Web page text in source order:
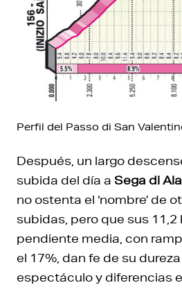
Perfil del Passo di San
Después, un largo
subida del día a Sega di Ala
no ostenta el ‘nombre’ de
subidas, pero que sus 11,2
pendiente media, con
el 17%, dan fe de su
espectáculo y diferencias